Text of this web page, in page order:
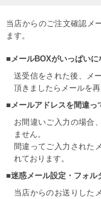
当店からのご注文確認メ
ます。
■メールBOXがいっぱいに
送受信をされた後、メ
頂きましたらメールを再
■メールアドレスを間違っ
お間違いご入力の場合
ません。
間違ってご入力された
れております。
■迷惑メール設定・フォル
当店からのお送りした